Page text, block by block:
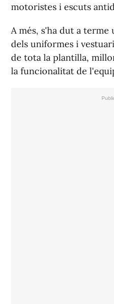
motoristes i escuts
A més, s'ha dut a
dels uniformes i
de tota la plantilla,
la funcionalitat de